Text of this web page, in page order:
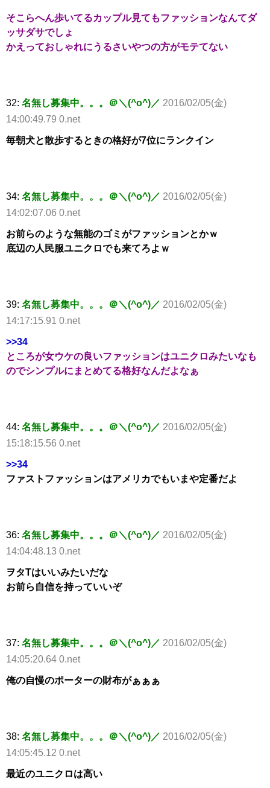
そこらへん歩いてるカップル見てもファッションなんてダ
ッサダサでしょ
かえっておしゃれにうるさいやつの方がモテてない
32: 名無し募集中。。。＠＼(^o^)／ 2016/02/05(金)
14:00:49.79 0.net
毎朝犬と散歩するときの格好が7位にランクイン
34: 名無し募集中。。。＠＼(^o^)／ 2016/02/05(金)
14:02:07.06 0.net
お前らのような無能のゴミがファッションとかｗ
底辺の人民服ユニクロでも来てろよｗ
39: 名無し募集中。。。＠＼(^o^)／ 2016/02/05(金)
14:17:15.91 0.net
>>34
ところが女ウケの良いファッションはユニクロみたいなも
のでシンプルにまとめてる格好なんだよなぁ
44: 名無し募集中。。。＠＼(^o^)／ 2016/02/05(金)
15:18:15.56 0.net
>>34
ファストファッションはアメリカでもいまや定番だよ
36: 名無し募集中。。。＠＼(^o^)／ 2016/02/05(金)
14:04:48.13 0.net
ヲタTはいいみたいだな
お前ら自信を持っていいぞ
37: 名無し募集中。。。＠＼(^o^)／ 2016/02/05(金)
14:05:20.64 0.net
俺の自慢のポーターの財布がぁぁぁ
38: 名無し募集中。。。＠＼(^o^)／ 2016/02/05(金)
14:05:45.12 0.net
最近のユニクロは高い